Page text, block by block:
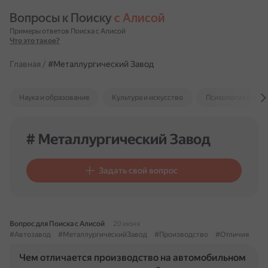
Вопросы к Поиску с Алисой
Примеры ответов Поиска с Алисой
Что это такое?
Главная / #Металлургический Завод
Наука и образование Культура и искусство Психология и
# Металлургический Завод
Задать свой вопрос
Вопрос для Поиска с Алисой
20 июня
#Автозавод
#МеталлургическийЗавод #Производство #Отличия
Чем отличается производство на автомобильном